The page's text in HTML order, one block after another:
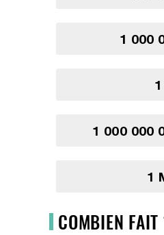
1 000
1 000 000
1
COMBIEN